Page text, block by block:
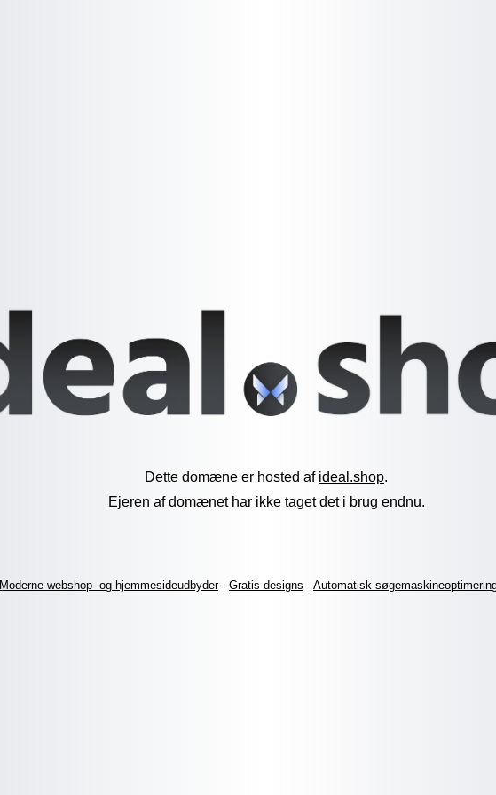
Dette domæne er hosted af ideal.shop.
Ejeren af domænet har ikke taget det i brug endnu.
Moderne webshop- og hjemmesideudbyder- Gratis designs - Automatisk